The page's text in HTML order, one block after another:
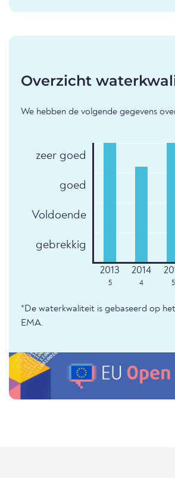
Overzicht
We hebben de volgende gegevens
zeer goed
goed
Voldoende
gebrekkig
5 4 5
*De waterkwaliteit is gebaseerd op
EMA.